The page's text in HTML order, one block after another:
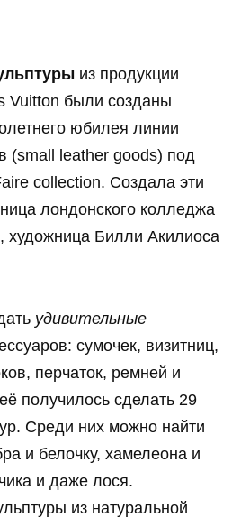
из продукции
Vuitton были созданы
юбилея линии
(small leather goods) под
collection. Создала эти
лондонского колледжа
художница Билли Акилиоса
удивительные
сумочек, визитниц,
перчаток, ремней и
получилось сделать 29
Среди них можно найти
и белочку, хамелеона и
и даже лося.
из натуральной